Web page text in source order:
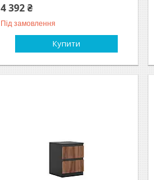
4 392 ₴
Під замовлення
Купити